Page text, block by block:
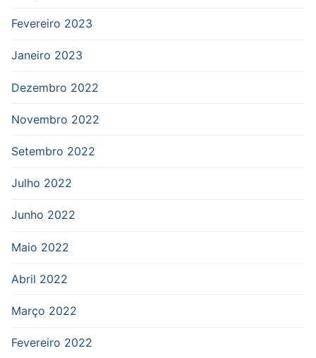
Fevereiro 2023
Janeiro 2023
Dezembro 2022
Novembro 2022
Setembro 2022
Julho 2022
Junho 2022
Maio 2022
Abril 2022
Março 2022
Fevereiro 2022